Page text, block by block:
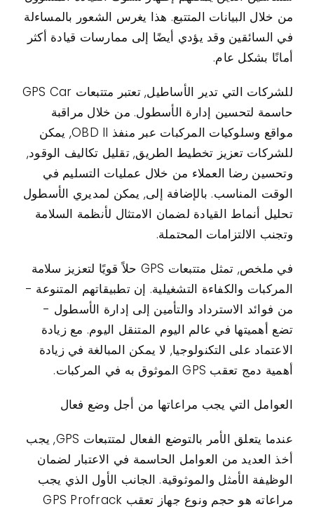
من خلال البيانات المتتبع. هذا يغرس الشعور بالمساءلة
في السائقين وقد يؤدي أيضًا إلى ممارسات قيادة أكثر
أمانًا بشكل عام.
للشركات التي تدير الأساطيل, تعتبر متتبعات GPS Car
حاسمة لتحسين إدارة الأسطول. من خلال مراقبة
مواقع وسلوكيات المركبات عبر منفذ OBD II, يمكن
للشركات تعزيز تخطيط الطريق, تقليل تكاليف الوقود,
وتحسين رضا العملاء من خلال عمليات التسليم في
الوقت المناسب. بالإضافة إلى, يمكن لمديري الأسطول
تحليل أنماط القيادة لضمان الامتثال لأنظمة السلامة
وتجنب الالتزامات المحتملة.
في ملخص, تمثل متتبعات GPS حلاً قويًا لتعزيز سلامة
المركبات والكفاءة التشغيلية. إن تطبيقاتهم المتنوعة -
من فوائد الاسترداد والتأمين إلى إدارة الأسطول -
تضع أهميتها في عالم اليوم المتنقل اليوم. مع زيادة
الاعتماد على التكنولوجيا, لا يمكن المبالغة في زيادة
أهمية دمج تعقب GPS الموثوق به في المركبات.
العوامل التي يجب مراعاتها من أجل وضع فعال
عندما يتعلق الأمر بالتوضع الفعال لمتتبعات GPS, يجب
أخذ العديد من العوامل الحاسمة في الاعتبار لضمان
الوظيفة الأمثل والموثوقية. الجانب الأول الذي يجب
مراعاته هو حجم ونوع جهاز تعقب GPS Profrack